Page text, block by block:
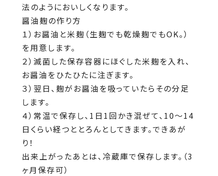
法のようにおいしくなります。
醤油麹の作り方
１）お醤油と米麹（生麹でも乾燥麹でもOK。）
を用意します。
２）滅菌した保存容器にほぐした米麹を入れ、
お醤油をひたひたに注ぎます。
３）翌日、麹がお醤油を吸っていたらその分足
します。
４）常温で保存し、1日1回かき混ぜて、10～14
日くらい経つととろんとしてきます。できあが
り！
出来上がったあとは、冷蔵庫で保存します。（3
ヶ月保存可）